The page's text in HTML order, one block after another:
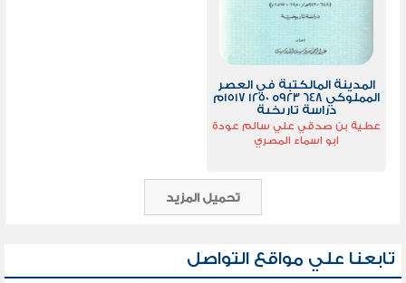
المدينة المالكتبة في العصر
المملوكي 648 923ه 1250 1517م
دراسة تاريخية
عطية بن صدقي علي سالم عودة
ابو اسماء المصري
تحميل المزيد
تابعنا علي مواقع التواصل